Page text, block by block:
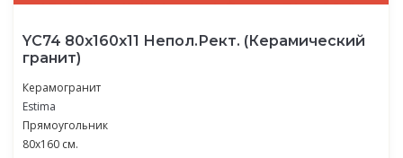
YC74 80x160x11 Непол.Рект. (Керамический
гранит)
Керамогранит
Estima
Прямоугольник
80x160 см.